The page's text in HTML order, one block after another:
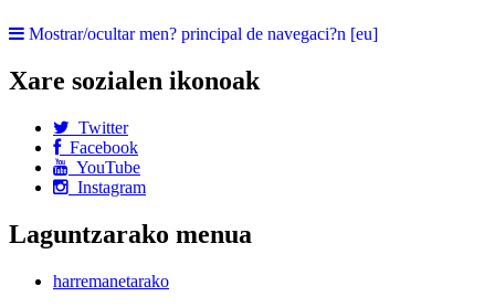
Mostrar/ocultar men? principal de navegaci?n [eu]
Xare sozialen ikonoak
Twitter
Facebook
YouTube
Instagram
Laguntzarako menua
harremanetarako